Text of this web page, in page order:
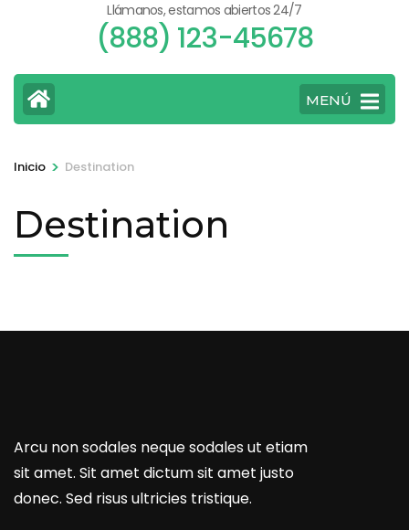
Llámanos, estamos abiertos 24/7
(888) 123-45678
MENÚ
Inicio > Destination
Destination
Arcu non sodales neque sodales ut etiam
sit amet. Sit amet dictum sit amet justo
donec. Sed risus ultricies tristique.